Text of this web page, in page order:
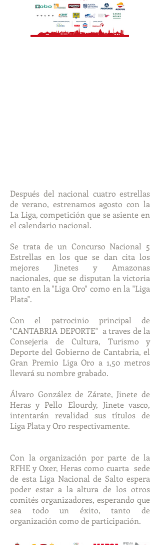
Después del nacional cuatro estrellas
de verano, estrenamos agosto con la
La Liga, competición que se asiente en
el calendario nacional.
Se trata de un Concurso Nacional 5
Estrellas en los que se dan cita los
mejores Jinetes y Amazonas
nacionales, que se disputan la victoria
tanto en la "Liga Oro" como en la "Liga
Plata".
Con el patrocinio principal de
"CANTABRIA DEPORTE" a traves de la
Consejeria de Cultura, Turismo y
Deporte del Gobierno de Cantabria, el
Gran Premio Liga Oro a 1,50 metros
llevará su nombre grabado.
Álvaro González de Zárate, Jinete de
Heras y Pello Elourdy, Jinete vasco,
intentarán revalidad sus títulos de
Liga Plata y Oro respectivamente.
Con la organización por parte de la
RFHE y Oxer, Heras como cuarta sede
de esta Liga Nacional de Salto espera
poder estar a la altura de los otros
comités organizadores, esperando que
sea todo un éxito, tanto de
organización como de participación.